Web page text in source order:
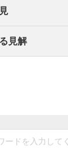
見解